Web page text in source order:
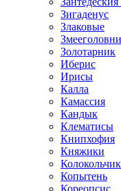
Зигаденус
Злаковые
Золотарник
Иберис
Ирисы
Калла
Камассия
Кандык
Клематисы
Книпхофия
Княжики
Колокольчик
Копытень
Кореопсис